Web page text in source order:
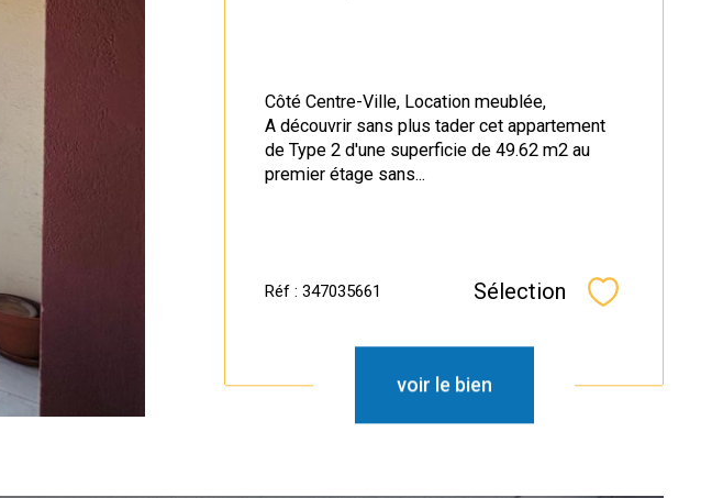
Côté Centre-Ville, Location meublée,
A découvrir sans plus tader cet appartement
de Type 2 d'une superficie de 49.62 m2 au
premier étage sans...
Réf : 347035661 Sélection Sélectionner
voir le bien